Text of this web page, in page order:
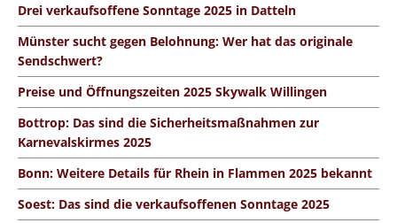
Drei verkaufsoffene Sonntage 2025 in Datteln
Münster sucht gegen Belohnung: Wer hat das originale
Sendschwert?
Preise und Öffnungszeiten 2025 Skywalk Willingen
Bottrop: Das sind die Sicherheitsmaßnahmen zur
Karnevalskirmes 2025
Bonn: Weitere Details für Rhein in Flammen 2025 bekannt
Soest: Das sind die verkaufsoffenen Sonntage 2025